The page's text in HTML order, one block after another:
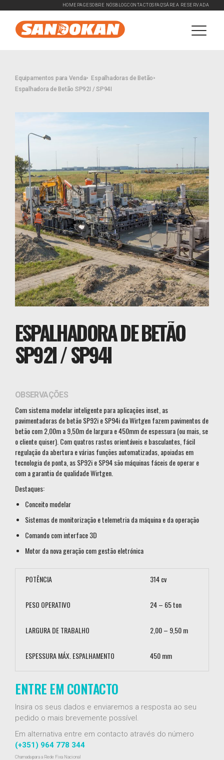
HOMEPAGE SOBRE NÓSBLOGCONTACTOS FAQ'SÁREA RESERVADA
Equipamentos para Venda
Espalhadoras de Betão
Espalhadora de Betão SP92I / SP94I
ESPALHADORA DE BETÃO
SP92I / SP94I
OBSERVAÇÕES
Com sistema modelar inteligente para aplicações inset, as
pavimentadoras de betão SP92i e SP94i da Wirtgen fazem pavimentos de
betão com 2,00m a 9,50m de largura e 450mm de espessura (ou mais, se
o cliente quiser). Com quatros rastos orientáveis e basculantes, fácil
regulação da abertura e várias funções automatizadas, apoiadas em
tecnologia de ponta, as SP92i e SP94 são máquinas fáceis de operar e
com a garantia de qualidade Wirtgen.
Destaques:
Conceito modelar
Sistemas de monitorização e telemetria da máquina e da operação
Comando com interface 3D
Motor da nova geração com gestão eletrónica
POTÊNCIA 314 cv
PESO OPERATIVO 24 – 65 ton
LARGURA DE TRABALHO 2,00 – 9,50 m
ESPESSURA MÁX. ESPALHAMENTO 450 mm
ENTRE EM CONTACTO
Insira os seus dados e enviaremos a resposta ao seu
pedido o mais brevemente possível.
Em alternativa entre em contacto através do número
(+351) 964 778 344
Chamada para a Rede Fixa Nacional